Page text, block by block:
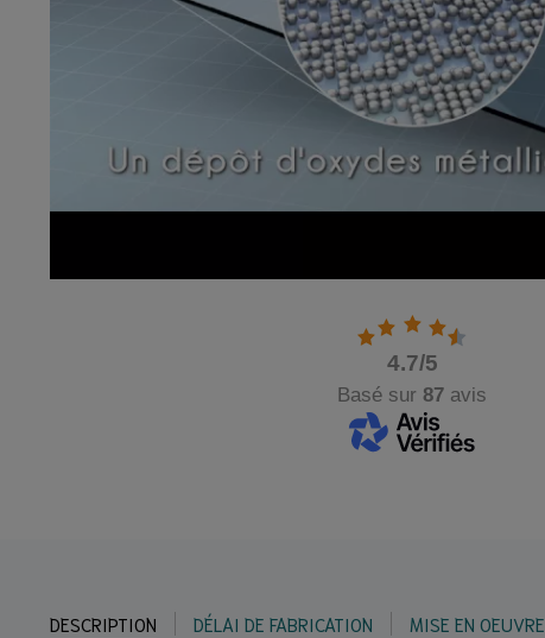
4.7/5
Basé sur 87 avis
DESCRIPTION DÉLAI DE FABRICATION MISE EN OEUVRE